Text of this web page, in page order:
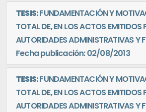
TESIS:FUNDAMENTACIÓN Y
TOTAL DE, EN LOS ACTOS EMITIDOS
AUTORIDADES ADMINISTRATIVAS Y
Fecha publicación: 02/08/2013
TESIS:FUNDAMENTACIÓN Y
TOTAL DE, EN LOS ACTOS EMITIDOS
AUTORIDADES ADMINISTRATIVAS Y